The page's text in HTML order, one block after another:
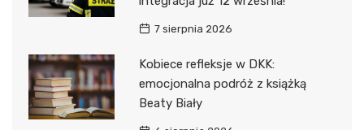
7 sierpnia 2026
Kobiece refleksje w DKK:
emocjonalna podróż z książką
Beaty Biały